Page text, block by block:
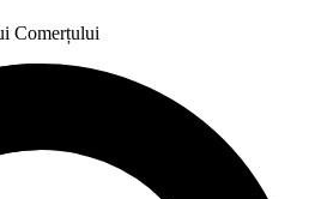
Comerțului